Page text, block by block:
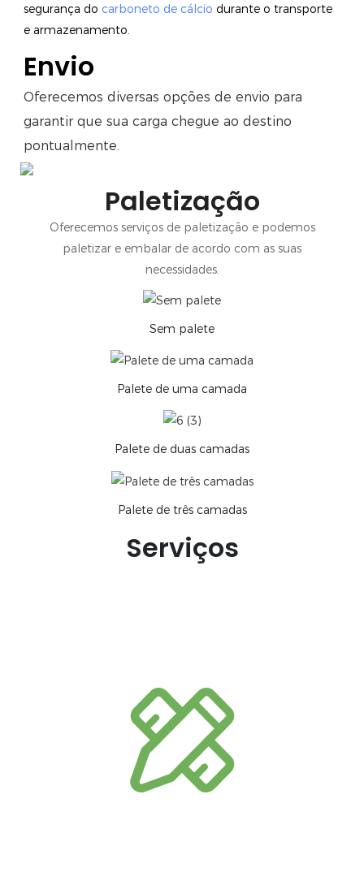
segurança do carboneto de cálcio durante o transporte
e armazenamento.
Envio
Oferecemos diversas opções de envio para
garantir que sua carga chegue ao destino
pontualmente.
Paletização
Oferecemos serviços de paletização e podemos
paletizar e embalar de acordo com as suas
necessidades.
Sem palete
Palete de uma camada
Palete de duas camadas
Palete de três camadas
Serviços